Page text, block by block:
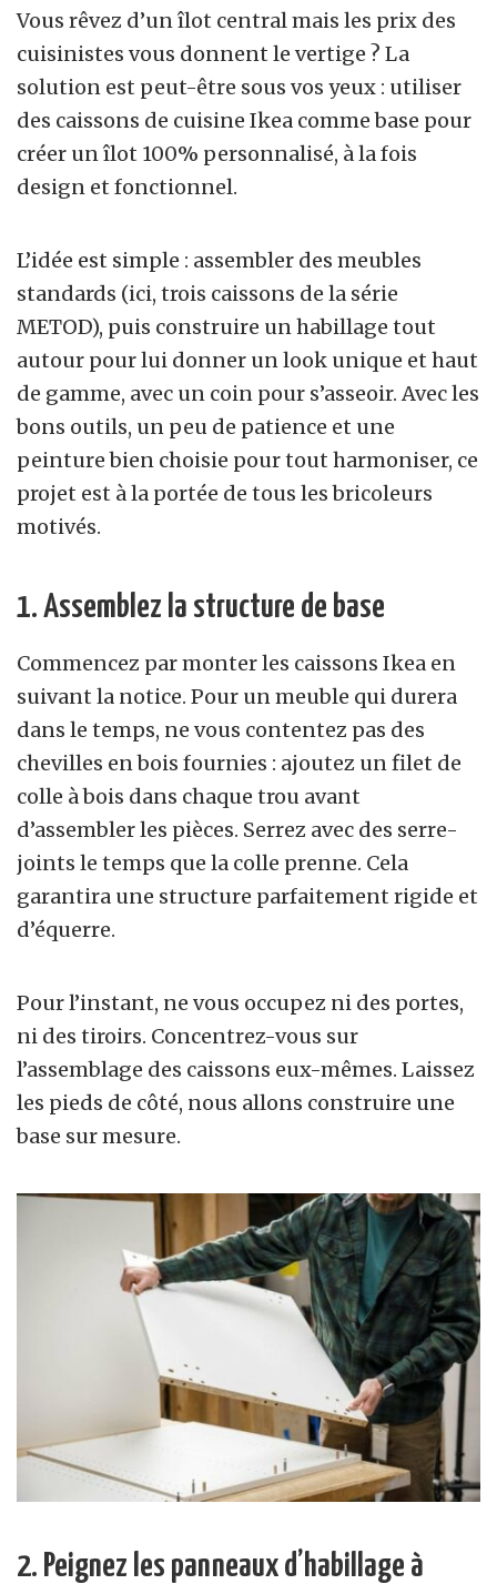
Vous rêvez d’un îlot central mais les prix des
cuisinistes vous donnent le vertige ? La
solution est peut-être sous vos yeux : utiliser
des caissons de cuisine Ikea comme base pour
créer un îlot 100% personnalisé, à la fois
design et fonctionnel.
L’idée est simple : assembler des meubles
standards (ici, trois caissons de la série
METOD), puis construire un habillage tout
autour pour lui donner un look unique et haut
de gamme, avec un coin pour s’asseoir. Avec les
bons outils, un peu de patience et une
peinture bien choisie pour tout harmoniser, ce
projet est à la portée de tous les bricoleurs
motivés.
1. Assemblez la structure de base
Commencez par monter les caissons Ikea en
suivant la notice. Pour un meuble qui durera
dans le temps, ne vous contentez pas des
chevilles en bois fournies : ajoutez un filet de
colle à bois dans chaque trou avant
d’assembler les pièces. Serrez avec des serre-
joints le temps que la colle prenne. Cela
garantira une structure parfaitement rigide et
d’équerre.
Pour l’instant, ne vous occupez ni des portes,
ni des tiroirs. Concentrez-vous sur
l’assemblage des caissons eux-mêmes. Laissez
les pieds de côté, nous allons construire une
base sur mesure.
2. Peignez les panneaux d’habillage à